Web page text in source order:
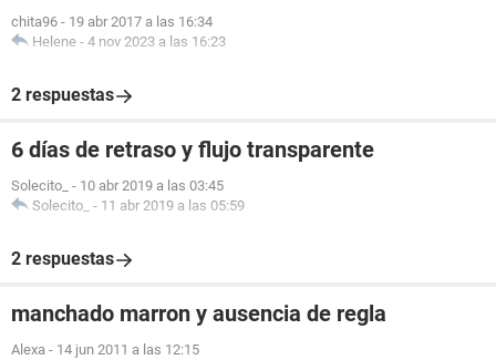
chita96 - 19 abr 2017 a las 16:34
Helene - 4 nov 2023 a las 16:23
2 respuestas
6 días de retraso y flujo transparente
Solecito_ - 10 abr 2019 a las 03:45
Solecito_ - 11 abr 2019 a las 05:59
2 respuestas
manchado marron y ausencia de regla
Alexa - 14 jun 2011 a las 12:15